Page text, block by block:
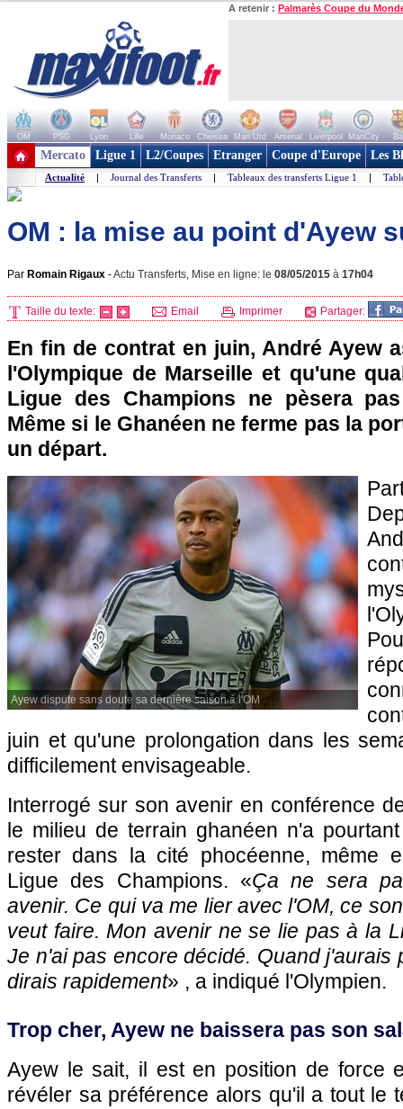
A retenir : Palmarès Coupe du
OM PSG Lyon Lille Monaco Chelsea Man Utd Arsenal Liverpool ManCity
+ de clubs
Mercato Ligue 1 L2/Coupes Etranger Coupe d'Europe Les
Actualité | Journal des Transferts | Tableaux des transferts Ligue 1 |
OM : la mise au point d'Ayew
Par Romain Rigaux -Actu Transferts, Mise en ligne: le 08/05/2015 à 17h04
Taille du texte: Email Imprimer Partager:
En fin de contrat en juin, André Ayew
l'Olympique de Marseille et qu'une
Ligue des Champions ne pèsera
Même si le Ghanéen ne ferme pas la
un départ.
Ayew dispute sans doute sa dernière saison à l'OM
juin et qu'une prolongation dans les
difficilement envisageable.
Interrogé sur son avenir en conférence
le milieu de terrain ghanéen n'a
rester dans la cité phocéenne, même
Ligue des Champions. «Ça ne sera
avenir. Ce qui va me lier avec l'OM, ce
veut faire. Mon avenir ne se lie pas à la
Je n'ai pas encore décidé. Quand j'aurais
dirais rapidement» , a indiqué l'Olympien.
Trop cher, Ayew ne baissera pas son
Ayew le sait, il est en position de force
révéler sa préférence alors qu'il a tout le